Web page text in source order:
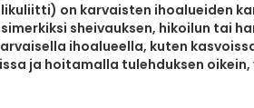
on karvaisten ihoalueiden
sheivauksen, hikoilun tai
ihoalueella, kuten
ja hoitamalla tulehduksen